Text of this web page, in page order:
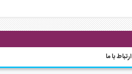
ارتباط با ما